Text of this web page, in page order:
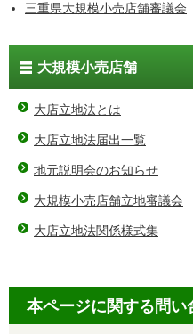
三重県大規模小売店舗審議会
大規模小売店舗
大店立地法とは
大店立地法届出一覧
地元説明会のお知らせ
大規模小売店舗立地審議会
大店立地法関係様式集
本ページに関する問い